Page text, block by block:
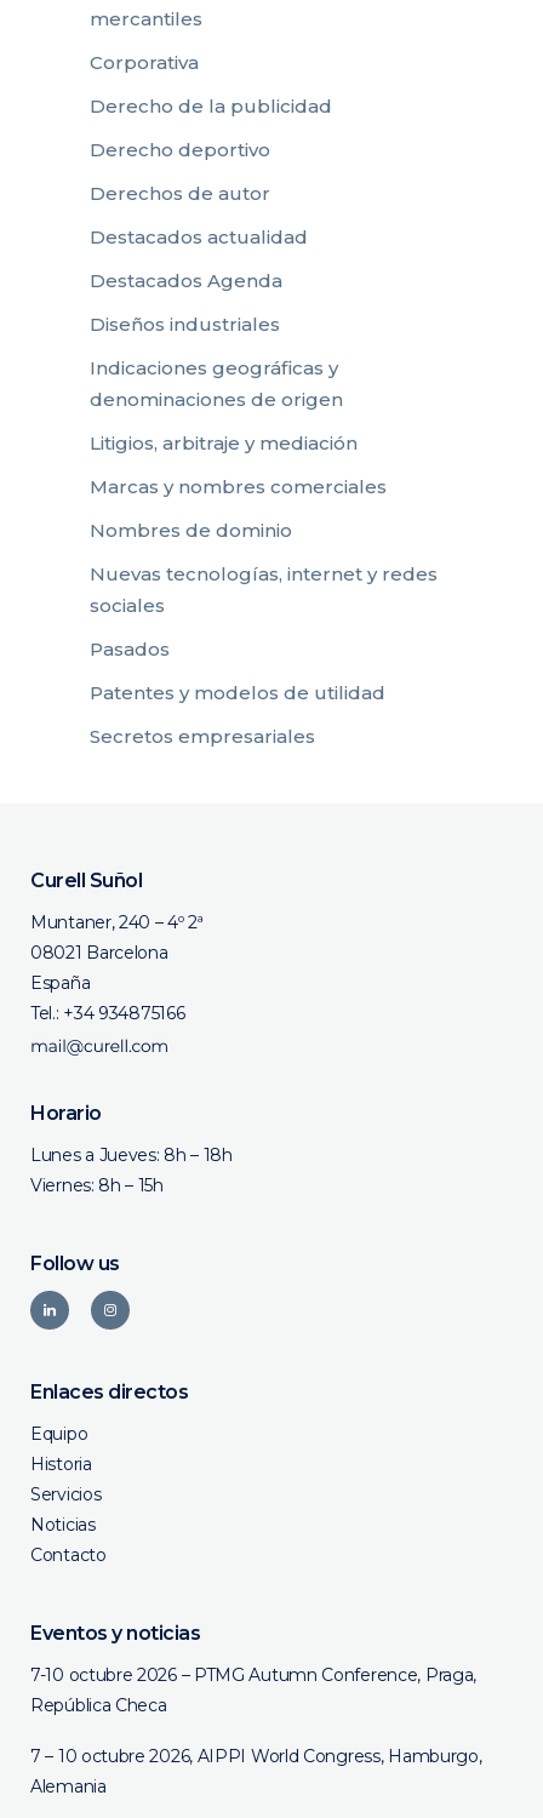
mercantiles
Corporativa
Derecho de la publicidad
Derecho deportivo
Derechos de autor
Destacados actualidad
Destacados Agenda
Diseños industriales
Indicaciones geográficas y
denominaciones de origen
Litigios, arbitraje y mediación
Marcas y nombres comerciales
Nombres de dominio
Nuevas tecnologías, internet y redes
sociales
Pasados
Patentes y modelos de utilidad
Secretos empresariales
Curell Suñol
Muntaner, 240 – 4º 2ª
08021 Barcelona
España
Tel.: +34 934875166
Horario
Lunes a Jueves: 8h – 18h
Viernes: 8h – 15h
Follow us
Enlaces directos
Equipo
Historia
Servicios
Noticias
Contacto
Eventos y noticias
7-10 octubre 2026 – PTMG Autumn Conference, Praga,
República Checa
7 – 10 octubre 2026, AIPPI World Congress, Hamburgo,
Alemania